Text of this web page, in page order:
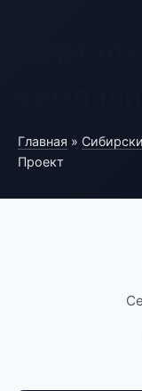
Главная »
Проект